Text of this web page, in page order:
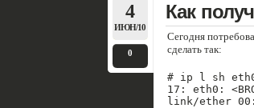
4
ИЮН/10
0
Как
Сегодня
сделать так:
# ip l sh
17: eth0:
link/ether